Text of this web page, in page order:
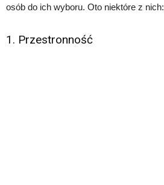
osób do ich wyboru. Oto niektóre z nich:
1. Przestronność